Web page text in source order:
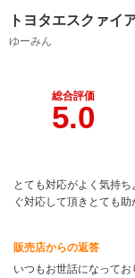
トヨタエスクァイ
ゆーみん
総合評価
5.0
とても対応がよく気持
ぐ対応して頂きとても助
販売店からの返答
いつもお世話になって